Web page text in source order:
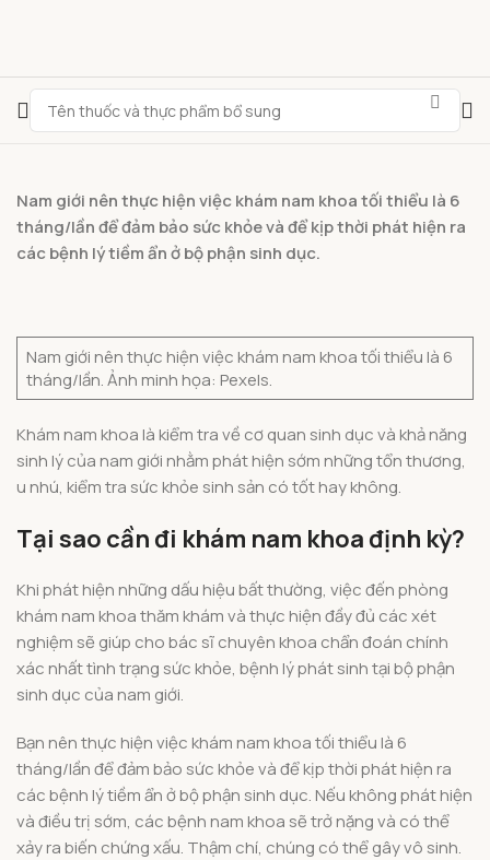
Nam giới nên thực hiện việc khám nam khoa tối thiểu là 6
tháng/lần để đảm bảo sức khỏe và để kịp thời phát hiện ra
các bệnh lý tiềm ẩn ở bộ phận sinh dục.
Nam giới nên thực hiện việc khám nam khoa tối thiểu là 6
tháng/lần. Ảnh minh họa: Pexels.
Khám nam khoa là kiểm tra về cơ quan sinh dục và khả năng
sinh lý của nam giới nhằm phát hiện sớm những tổn thương,
u nhú, kiểm tra sức khỏe sinh sản có tốt hay không.
Tại sao cần đi khám nam khoa định kỳ?
Khi phát hiện những dấu hiệu bất thường, việc đến phòng
khám nam khoa thăm khám và thực hiện đầy đủ các xét
nghiệm sẽ giúp cho bác sĩ chuyên khoa chẩn đoán chính
xác nhất tình trạng sức khỏe, bệnh lý phát sinh tại bộ phận
sinh dục của nam giới.
Bạn nên thực hiện việc khám nam khoa tối thiểu là 6
tháng/lần để đảm bảo sức khỏe và để kịp thời phát hiện ra
các bệnh lý tiềm ẩn ở bộ phận sinh dục. Nếu không phát hiện
và điều trị sớm, các bệnh nam khoa sẽ trở nặng và có thể
xảy ra biến chứng xấu. Thậm chí, chúng có thể gây vô sinh.